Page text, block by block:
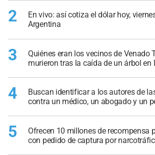
2
En vivo: así cotiza el dólar hoy,
Argentina
3
Quiénes eran los vecinos de Venado
murieron tras la caída de un árbol en
4
Buscan identificar a los autores de
contra un médico, un abogado y un
5
Ofrecen 10 millones de recompensa
con pedido de captura por